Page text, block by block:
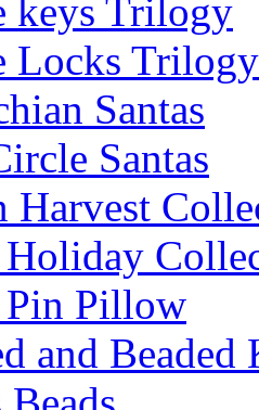
keys Trilogy
Locks Trilogy
Santas
Santas
Harvest
Holiday
Pin Pillow
and Beaded